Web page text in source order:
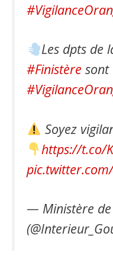
Les dpts de
#Finistère sont
Soyez
https://t.co/
pic.twitter.com/
— Ministère